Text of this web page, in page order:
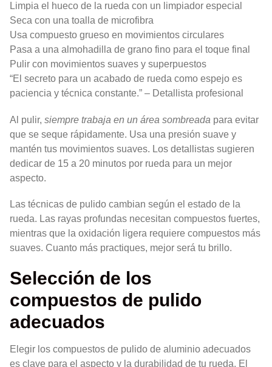
Limpia el hueco de la rueda con un limpiador especial
Seca con una toalla de microfibra
Usa compuesto grueso en movimientos circulares
Pasa a una almohadilla de grano fino para el toque final
Pulir con movimientos suaves y superpuestos
“El secreto para un acabado de rueda como espejo es
paciencia y técnica constante.” – Detallista profesional
Al pulir, siempre trabaja en un área sombreada para evitar
que se seque rápidamente. Usa una presión suave y
mantén tus movimientos suaves. Los detallistas sugieren
dedicar de 15 a 20 minutos por rueda para un mejor
aspecto.
Las técnicas de pulido cambian según el estado de la
rueda. Las rayas profundas necesitan compuestos fuertes,
mientras que la oxidación ligera requiere compuestos más
suaves. Cuanto más practiques, mejor será tu brillo.
Selección de los
compuestos de pulido
adecuados
Elegir los compuestos de pulido de aluminio adecuados
es clave para el aspecto y la durabilidad de tu rueda. El